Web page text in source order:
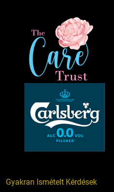
Gyakran Ismételt Kérdések